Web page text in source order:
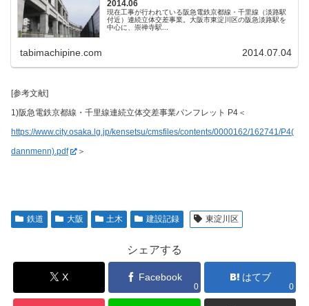
2014.06
現在工事が行われている阪急電鉄京都線・千里線（淡路駅
付近）連続立体交差事業。大阪市東淀川区の阪急淡路駅を
中心に、崇禅寺駅...
tabimachipine.com 2014.07.04
[参考文献]
1)阪急電鉄京都線・千里線連続立体交差事業パンフレット P4＜
https://www.city.osaka.lg.jp/kensetsu/cmsfiles/contents/0000162/162741/P4(
dannmenn).pdf
＞
鉄道 大阪 土木 建設記録 東淀川区
シェアする
X Facebook
0
はてブ
0